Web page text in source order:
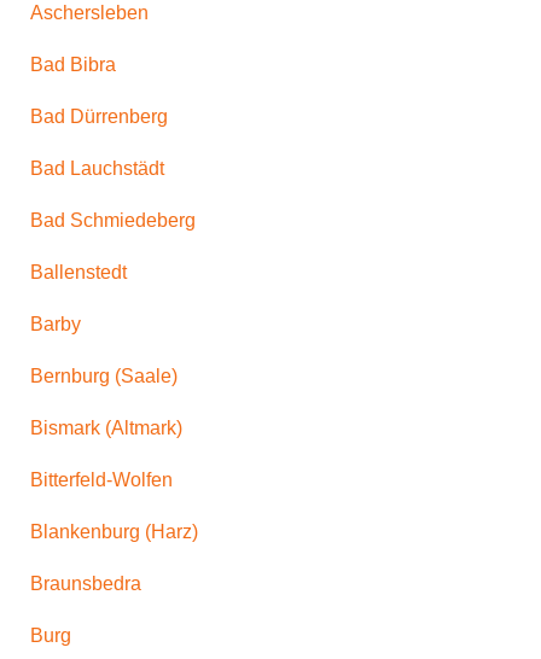
Aschersleben
Bad Bibra
Bad Dürrenberg
Bad Lauchstädt
Bad Schmiedeberg
Ballenstedt
Barby
Bernburg (Saale)
Bismark (Altmark)
Bitterfeld-Wolfen
Blankenburg (Harz)
Braunsbedra
Burg